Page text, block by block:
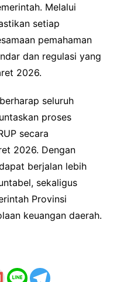
Melalui
setiap
pemahaman
dan regulasi yang
2026.
seluruh
proses
secara
2026. Dengan
berjalan lebih
sekaligus
Provinsi
keuangan daerah.